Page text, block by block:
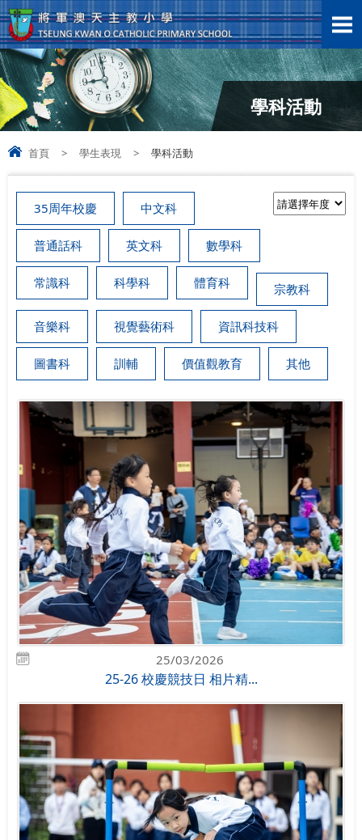
學科活動
首頁 > 學生表現 > 學科活動
35周年校慶 中文科
普通話科 英文科 數學科
常識科 科學科 體育科 宗教科
音樂科 視覺藝術科 資訊科技科
圖書科 訓輔 價值觀教育 其他
25/03/2026
25-26 校慶競技日 相片精...